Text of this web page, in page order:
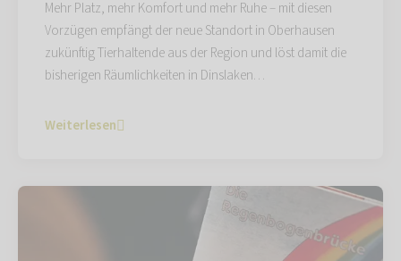
Mehr Platz, mehr Komfort und mehr Ruhe – mit diesen
Vorzügen empfängt der neue Standort in Oberhausen
zukünftig Tierhaltende aus der Region und löst damit die
bisherigen Räumlichkeiten in Dinslaken…
Weiterlesen